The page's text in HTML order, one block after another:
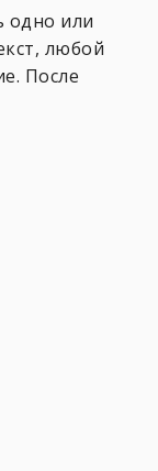
одно или
любой
После
в теме
После